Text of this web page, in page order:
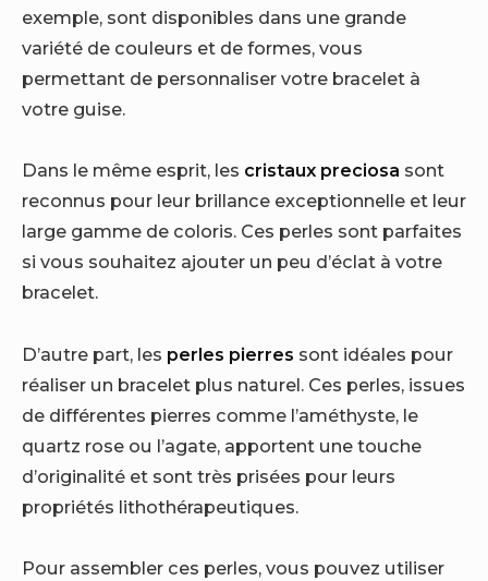
exemple, sont disponibles dans une grande
variété de couleurs et de formes, vous
permettant de personnaliser votre bracelet à
votre guise.
Dans le même esprit, les cristaux preciosa sont
reconnus pour leur brillance exceptionnelle et leur
large gamme de coloris. Ces perles sont parfaites
si vous souhaitez ajouter un peu d’éclat à votre
bracelet.
D’autre part, les perles pierres sont idéales pour
réaliser un bracelet plus naturel. Ces perles, issues
de différentes pierres comme l’améthyste, le
quartz rose ou l’agate, apportent une touche
d’originalité et sont très prisées pour leurs
propriétés lithothérapeutiques.
Pour assembler ces perles, vous pouvez utiliser